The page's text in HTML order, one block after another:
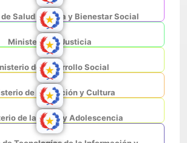
Salud Pública y Bienestar Social
Ministerio de Justicia
de Desarrollo Social
de Educación y Cultura
de la Niñez y Adolescencia